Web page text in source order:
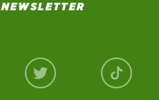
NEWSLETTER